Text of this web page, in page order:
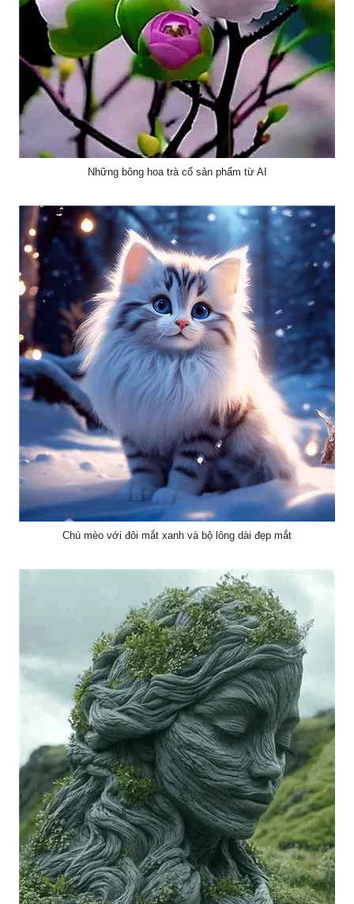
Những bông hoa trà cổ sản phẩm từ AI
Chú mèo với đôi mắt xanh và bộ lông dài đẹp mắt